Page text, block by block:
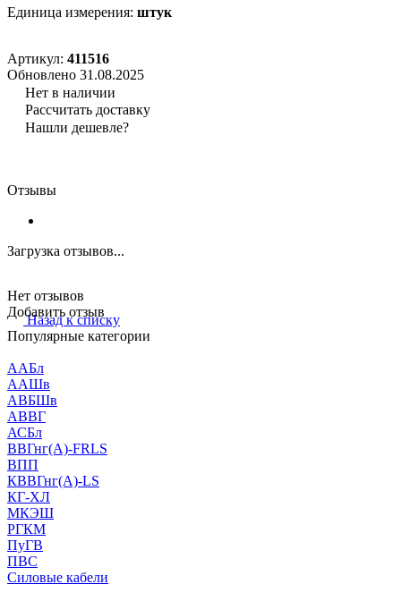
Единица измерения: штук
Артикул: 411516
Обновлено 31.08.2025
Нет в наличии
Рассчитать доставку
Нашли дешевле?
Отзывы
Загрузка отзывов...
Нет отзывов
Добавить отзыв
Назад к списку
Популярные категории
ААБл
ААШв
АВБШв
АВВГ
АСБл
ВВГнг(А)-FRLS
ВПП
КВВГнг(А)-LS
КГ-ХЛ
МКЭШ
РГКМ
ПуГВ
ПВС
Силовые кабели